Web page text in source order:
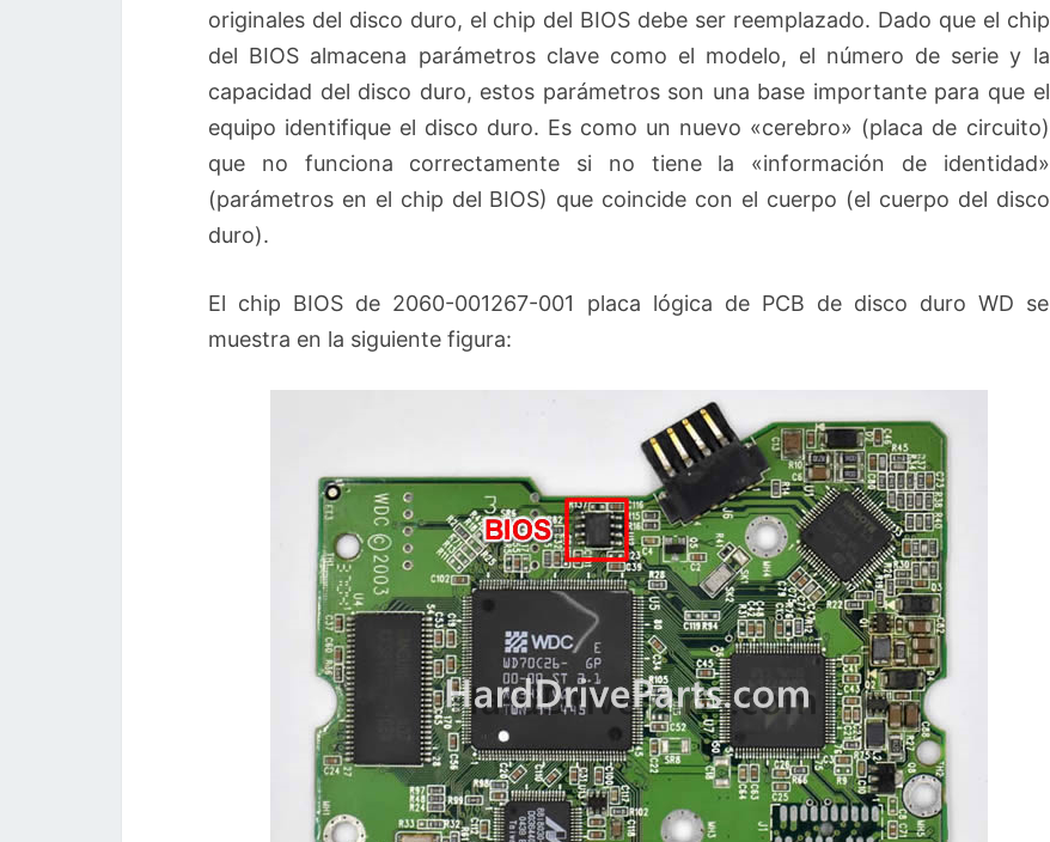
originales del disco duro, el chip del BIOS debe ser reemplazado. Dado que el chip
del BIOS almacena parámetros clave como el modelo, el número de serie y la
capacidad del disco duro, estos parámetros son una base importante para que el
equipo identifique el disco duro. Es como un nuevo «cerebro» (placa de circuito)
que no funciona correctamente si no tiene la «información de identidad»
(parámetros en el chip del BIOS) que coincide con el cuerpo (el cuerpo del disco
duro).
El chip BIOS de 2060-001267-001 placa lógica de PCB de disco duro WD se
muestra en la siguiente figura: